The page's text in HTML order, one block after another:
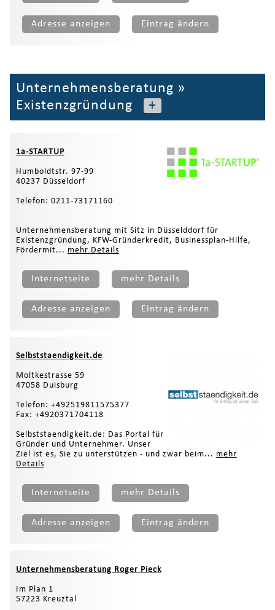
Adresse anzeigen Eintrag ändern
Unternehmensberatung »
Existenzgründung
+
1a-STARTUP
Humboldtstr. 97-99
40237 Düsseldorf
Telefon: 0211-73171160
Unternehmensberatung mit Sitz in Düsselddorf für
Existenzgründung, KFW-Gründerkredit, Businessplan-Hilfe,
Fördermit... mehr Details
Internetseite mehr Details
Adresse anzeigen Eintrag ändern
Selbststaendigkeit.de
Moltkestrasse 59
47058 Duisburg
Telefon: +492519811575377
Fax: +4920371704118
Selbststaendigkeit.de: Das Portal für
Gründer und Unternehmer. Unser
Ziel ist es, Sie zu unterstützen - und zwar beim... mehr
Details
Internetseite mehr Details
Adresse anzeigen Eintrag ändern
Unternehmensberatung Roger Pieck
Im Plan 1
57223 Kreuztal